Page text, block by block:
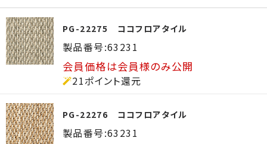
PG-22275 ココフロアタイル
製品番号:63231
会員価格は会員様のみ公開
21ポイント還元
PG-22276 ココフロアタイル
製品番号:63231